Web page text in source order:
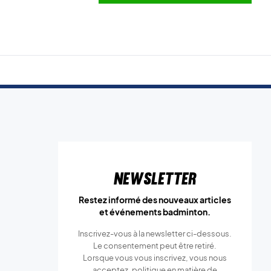
Newsletter
Restez informé des nouveaux articles
et événements badminton.
Inscrivez-vous à la newsletter ci-dessous.
Le consentement peut être retiré.
Lorsque vous vous inscrivez, vous nous